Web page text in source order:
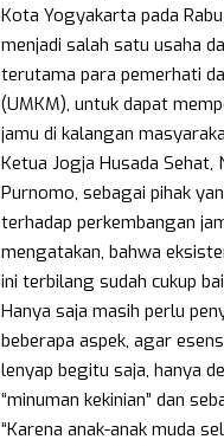
Kota Yogyakarta pada
menjadi salah satu usaha
terutama para pemerhati
(UMKM), untuk dapat
jamu di kalangan
Ketua Jogja Husada Sehat,
Purnomo, sebagai pihak
terhadap perkembangan
mengatakan, bahwa
ini terbilang sudah cukup
Hanya saja masih perlu
beberapa aspek, agar
lenyap begitu saja, hanya
“minuman kekinian” dan
“Karena anak-anak muda